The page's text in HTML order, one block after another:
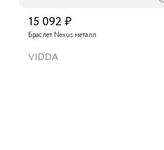
15 092 ₽
Браслет Nexus металл
VIDDA